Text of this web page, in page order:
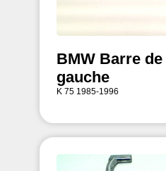
BMW Barre
gauche
K 75 1985-1996